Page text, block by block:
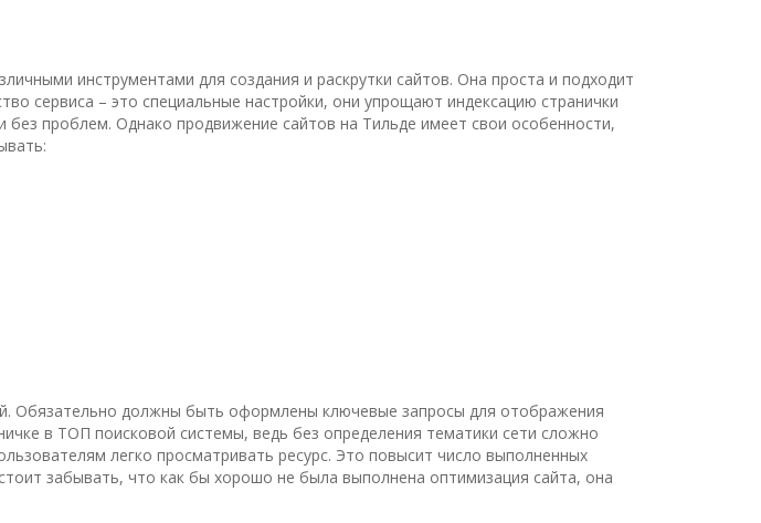
инструментами для создания и раскрутки сайтов. Она проста и подходит
сервиса – это специальные настройки, они упрощают индексацию странички
проблем. Однако продвижение сайтов на Тильде имеет свои особенности,
Обязательно должны быть оформлены ключевые запросы для отображения
в ТОП поисковой системы, ведь без определения тематики сети сложно
легко просматривать ресурс. Это повысит число выполненных
забывать, что как бы хорошо не была выполнена оптимизация сайта, она